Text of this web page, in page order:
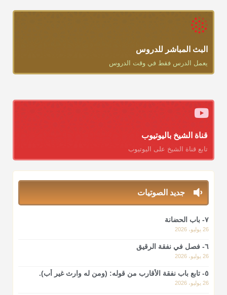
البث المباشر للدروس
يعمل الدرس فقط في وقت الدروس
قناة الشيخ باليوتيوب
تابع قناة الشيخ على اليوتيوب
جديد الصوتيات
٧- باب الحضانة
26 يوليو، 2026
٦- فصل في نفقة الرقيق
26 يوليو، 2026
٥- تابع باب نفقة الأقارب من قوله: (ومن له وارث غير أب).
26 يوليو، 2026